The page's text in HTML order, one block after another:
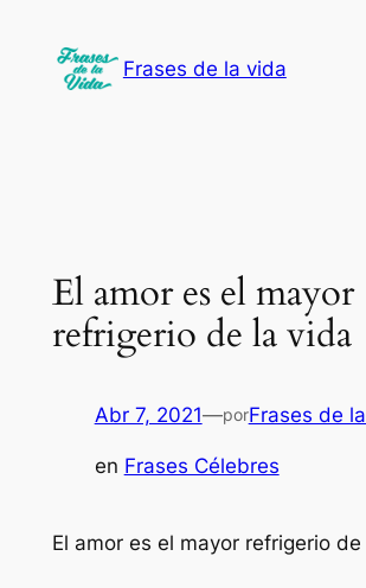
contenido
Frases de la vida
El amor es el mayor
refrigerio de la vida
Abr 7, 2021—porFrases de
en Frases Célebres
El amor es el mayor refrigerio